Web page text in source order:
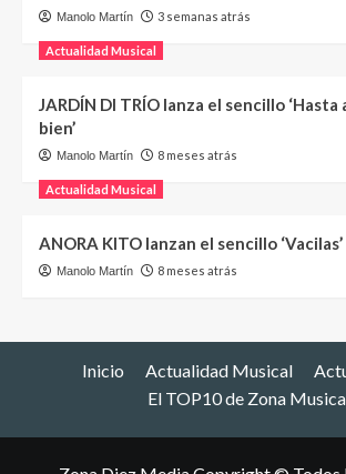
Manolo Martín 3 semanas atrás
Actualidad Musical
JARDÍN DI TRÍO lanza el sencillo
bien’
Manolo Martín 8 meses atrás
Actualidad Musical
ANORA KITO lanzan el sencillo ‘Vacilas’
Manolo Martín 8 meses atrás
Inicio Actualidad Musical
El TOP10 de Zona